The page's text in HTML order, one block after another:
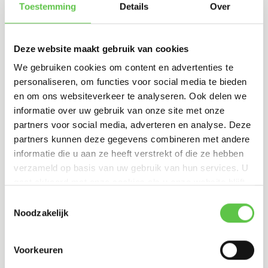
Toestemming Details Over
Deze website maakt gebruik van cookies
We gebruiken cookies om content en advertenties te
personaliseren, om functies voor social media te bieden
en om ons websiteverkeer te analyseren. Ook delen we
informatie over uw gebruik van onze site met onze
partners voor social media, adverteren en analyse. Deze
partners kunnen deze gegevens combineren met andere
informatie die u aan ze heeft verstrekt of die ze hebben
verzameld op basis van uw gebruik van hun services. U
Noodzakelijk
Voorkeuren
een langere looptijd of uitgebreidere licentie om alles in één klap goed
te regelen.
Upgrade bij performance- of beheeruitdagingen
Wil je meer inzicht in gebruikers, betere traffic control of eenvoudiger
meerdere locaties koppelen? Dan kan een hogere licentielaag een groot
verschil maken in gebruiksgemak en efficiëntie.
Wat biedt Meraki Shop?
Bij Meraki Shop vind je alles rondom jouwMeraki licenties en hardware
op één plek. Van een simpele verlenging tot het upgraden van je
weet je precies waar je aan toe bent. Geen gedoe, geen verassingen:
Officiële Cisco Meraki licenties (Enterprise & Advanced Security)